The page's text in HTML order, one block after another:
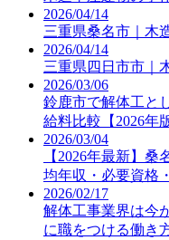
2026/04/14
三重県桑名市｜木
2026/04/14
三重県四日市市｜
2026/03/06
鈴鹿市で解体工と
給料比較【2026年
2026/03/04
【2026年最新】
均年収・必要資格
2026/02/17
解体工事業界は今
に職をつける働き